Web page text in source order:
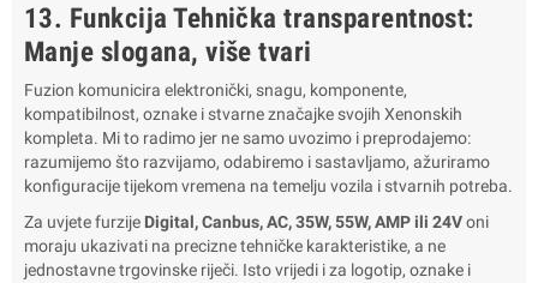
13. Funkcija Tehnička transparentnost:
Manje slogana, više tvari
Fuzion komunicira elektronički, snagu, komponente,
kompatibilnost, oznake i stvarne značajke svojih Xenonskih
kompleta. Mi to radimo jer ne samo uvozimo i preprodajemo:
razumijemo što razvijamo, odabiremo i sastavljamo, ažuriramo
konfiguracije tijekom vremena na temelju vozila i stvarnih potreba.
Za uvjete furzije Digital, Canbus, AC, 35W, 55W, AMP ili 24Voni
moraju ukazivati na precizne tehničke karakteristike, a ne
jednostavne trgovinske riječi. Isto vrijedi i za logotip, oznake i